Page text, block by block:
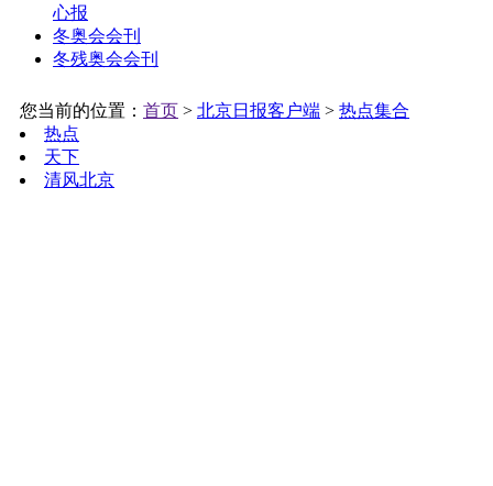
心报
冬奥会会刊
冬残奥会会刊
您当前的位置： 首页 > 北京日报客户端 > 热点集合
热点
天下
清风北京